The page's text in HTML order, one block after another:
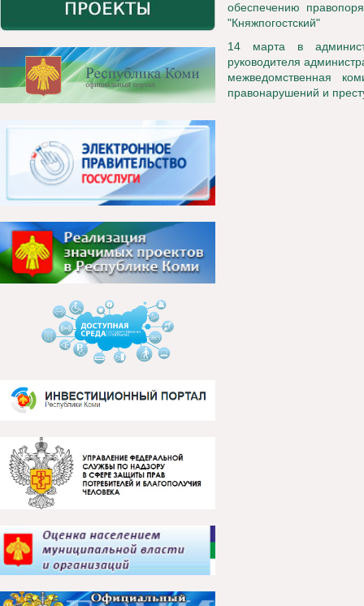
обеспечению
"Княжпогостский"
14 марта в
руководителя
межведомственная
правонарушений и